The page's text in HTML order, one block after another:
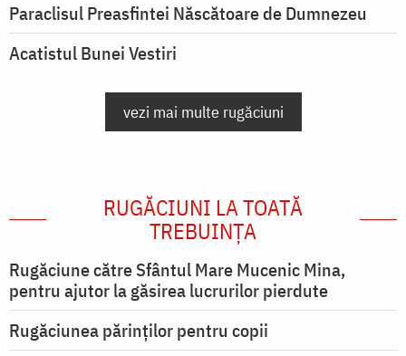
Paraclisul Preasfintei Născătoare de Dumnezeu
Acatistul Bunei Vestiri
vezi mai multe rugăciuni
RUGĂCIUNI LA TOATĂ
TREBUINȚA
Rugăciune către Sfântul Mare Mucenic Mina,
pentru ajutor la găsirea lucrurilor pierdute
Rugăciunea părinților pentru copii